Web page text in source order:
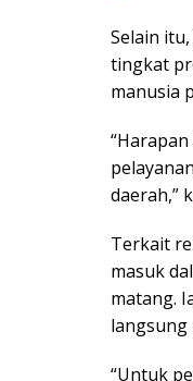
Selain
tingkat
manusia
daerah,”
Terkait
masuk
matang.
langsung
“Untuk